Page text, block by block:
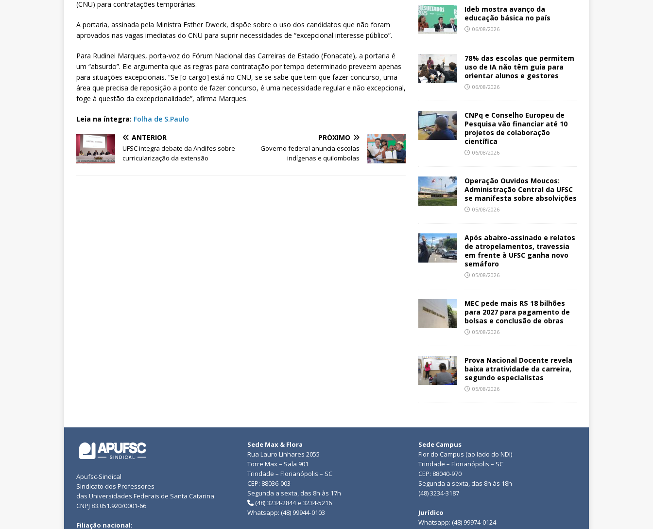
(CNU) para contratações temporárias.
A portaria, assinada pela Ministra Esther Dweck, dispõe sobre o uso dos candidatos que não foram
aprovados nas vagas imediatas do CNU para suprir necessidades de “excepcional interesse público”.
Para Rudinei Marques, porta-voz do Fórum Nacional das Carreiras de Estado (Fonacate), a portaria é
um “absurdo”. Ele argumenta que as regras para contratação por tempo determinado preveem apenas
para situações excepcionais. “Se [o cargo] está no CNU, se se sabe que tem que fazer concurso, uma
área que precisa de reposição a ponto de fazer concurso, é uma necessidade regular e não excepcional,
foge à questão da excepcionalidade”, afirma Marques.
Leia na íntegra: Folha de S.Paulo
ANTERIOR
UFSC integra debate da Andifes sobre
curricularização da extensão
PRÓXIMO
Governo federal anuncia escolas
indígenas e quilombolas
Ideb mostra avanço da
educação básica no país
06/08/2026
78% das escolas que permitem
uso de IA não têm guia para
orientar alunos e gestores
06/08/2026
CNPq e Conselho Europeu de
Pesquisa vão financiar até 10
projetos de colaboração
científica
06/08/2026
Operação Ouvidos Moucos:
Administração Central da UFSC
se manifesta sobre absolvições
05/08/2026
Após abaixo-assinado e relatos
de atropelamentos, travessia
em frente à UFSC ganha novo
semáforo
05/08/2026
MEC pede mais R$ 18 bilhões
para 2027 para pagamento de
bolsas e conclusão de obras
05/08/2026
Prova Nacional Docente revela
baixa atratividade da carreira,
segundo especialistas
05/08/2026
Apufsc-Sindical
Sindicato dos Professores
das Universidades Federais de Santa Catarina
CNPJ 83.051.920/0001-66
Filiação nacional:
Sede Max & Flora
Rua Lauro Linhares 2055
Torre Max – Sala 901
Trindade – Florianópolis – SC
CEP: 88036-003
Segunda a sexta, das 8h às 17h
(48) 3234-2844 e 3234-5216
Whatsapp: (48) 99944-0103
Sede Campus
Flor do Campus (ao lado do NDI)
Trindade – Florianópolis – SC
CEP: 88040-970
Segunda a sexta, das 8h às 18h
(48) 3234-3187
Jurídico
Whatsapp: (48) 99974-0124